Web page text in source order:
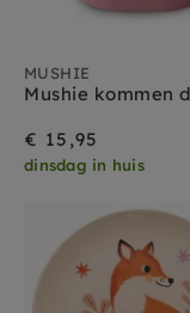
MUSHIE
€ 15,95
dinsdag in huis